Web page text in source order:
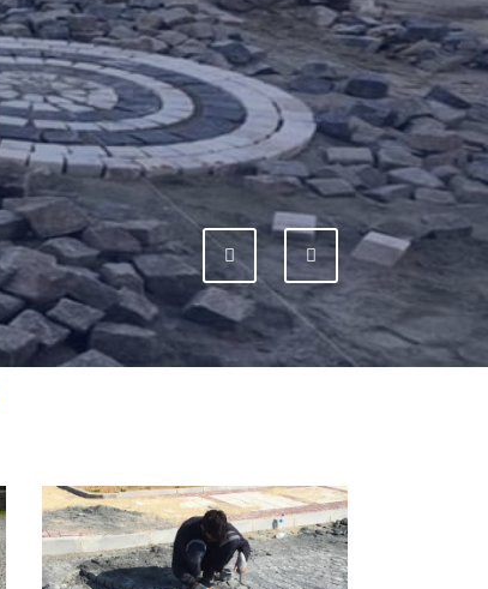
Previous Next